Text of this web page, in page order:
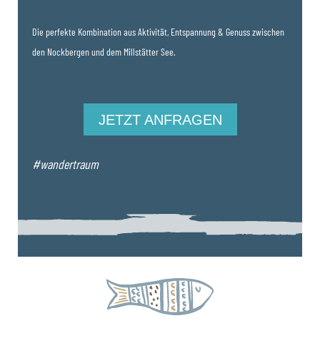
Die perfekte Kombination aus Aktivität, Entspannung & Genuss zwischen
den Nockbergen und dem Millstätter See.
JETZT ANFRAGEN
#wandertraum